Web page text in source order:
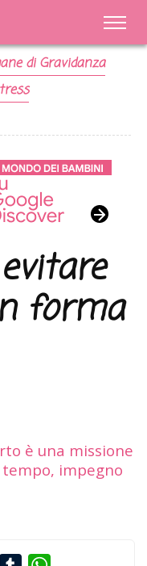
di Gravidanza
forma
è una missione
impegno